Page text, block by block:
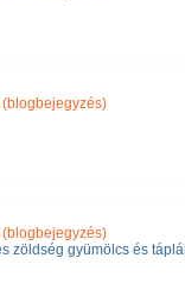
(blogbejegyzés)
(blogbejegyzés)
zöldség gyümölcs és